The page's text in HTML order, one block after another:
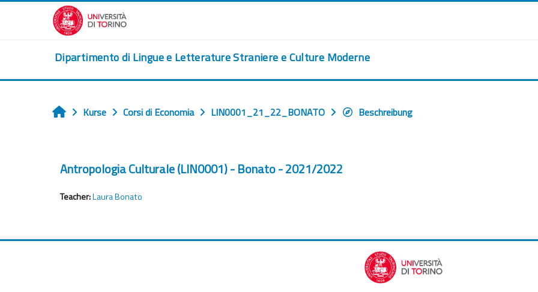
Zum Hauptinhalt
Dipartimento di Lingue e Letterature Straniere e Culture Moderne
Startseite
Kurse Corsi di Economia LIN0001_21_22_BONATO Beschreibung
Antropologia Culturale (LIN0001) - Bonato - 2021/2022
Teacher:Laura Bonato